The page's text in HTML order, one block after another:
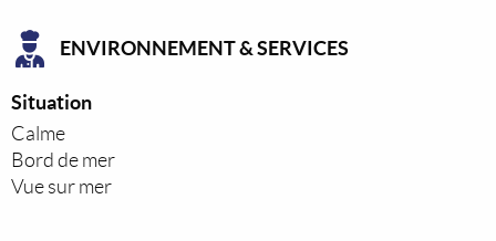
ENVIRONNEMENT & SERVICES
Situation
Calme
Bord de mer
Vue sur mer